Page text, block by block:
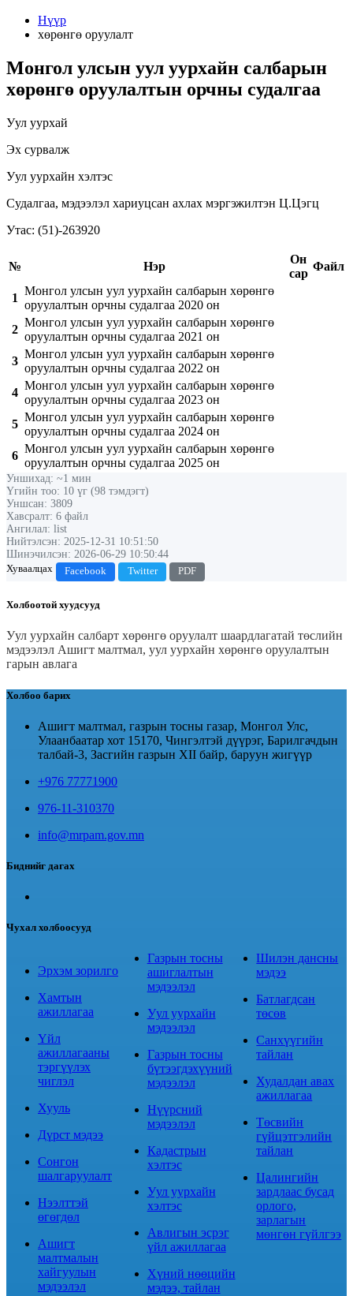
Нүүр
хөрөнгө оруулалт
Монгол улсын уул уурхайн салбарын
хөрөнгө оруулалтын орчны судалгаа
Уул уурхай
Эх сурвалж
Уул уурхайн хэлтэс
Судалгаа, мэдээлэл хариуцсан ахлах мэргэжилтэн Ц.Цэгц
Утас: (51)-263920
№ Нэр
Он
сар
Файл
1
Монгол улсын уул уурхайн салбарын хөрөнгө
оруулалтын орчны судалгаа 2020 он
2
Монгол улсын уул уурхайн салбарын хөрөнгө
оруулалтын орчны судалгаа 2021 он
3
Монгол улсын уул уурхайн салбарын хөрөнгө
оруулалтын орчны судалгаа 2022 он
4
Монгол улсын уул уурхайн салбарын хөрөнгө
оруулалтын орчны судалгаа 2023 он
5
Монгол улсын уул уурхайн салбарын хөрөнгө
оруулалтын орчны судалгаа 2024 он
6
Монгол улсын уул уурхайн салбарын хөрөнгө
оруулалтын орчны судалгаа 2025 он
Уншихад: ~1 мин
Үгийн тоо: 10 үг (98 тэмдэгт)
Уншсан: 3809
Хавсралт: 6 файл
Ангилал: list
Нийтэлсэн: 2025-12-31 10:51:50
Шинэчилсэн: 2026-06-29 10:50:44
Хуваалцах
Facebook Twitter PDF
Холбоотой хуудсууд
Уул уурхайн салбарт хөрөнгө оруулалт шаардлагатай төслийн
мэдээлэл Ашигт малтмал, уул уурхайн хөрөнгө оруулалтын
гарын авлага
Холбоо барих
Ашигт малтмал, газрын тосны газар, Монгол Улс,
Улаанбаатар хот 15170, Чингэлтэй дүүрэг, Барилгачдын
талбай-3, Засгийн газрын XII байр, баруун жигүүр
+976 77771900
976-11-310370
info@mrpam.gov.mn
Биднийг дагах
Чухал холбоосууд
Эрхэм зорилго
Хамтын
ажиллагаа
Үйл
ажиллагааны
тэргүүлэх
чиглэл
Хууль
Дүрст мэдээ
Сонгон
шалгаруулалт
Нээлттэй
өгөгдөл
Ашигт
малтмалын
хайгуулын
мэдээлэл
Газрын тосны
ашиглалтын
мэдээлэл
Уул уурхайн
мэдээлэл
Газрын тосны
бүтээгдэхүүний
мэдээлэл
Нүүрсний
мэдээлэл
Кадастрын
хэлтэс
Уул уурхайн
хэлтэс
Авлигын эсрэг
үйл ажиллагаа
Хүний нөөцийн
мэдээ, тайлан
Шилэн дансны
мэдээ
Батлагдсан
төсөв
Санхүүгийн
тайлан
Худалдан авах
ажиллагаа
Төсвийн
гүйцэтгэлийн
тайлан
Цалингийн
зардлаас бусад
орлого,
зарлагын
мөнгөн гүйлгээ